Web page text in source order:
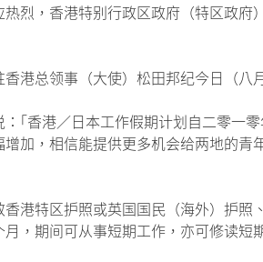
烈，香港特别行政区政府（特区政
港总领事（大使）松田邦纪今日（
｢香港／日本工作假期计划自二零一
加，相信能提供更多机会给两地的
港特区护照或英国国民（海外）护
，期间可从事短期工作，亦可修读短